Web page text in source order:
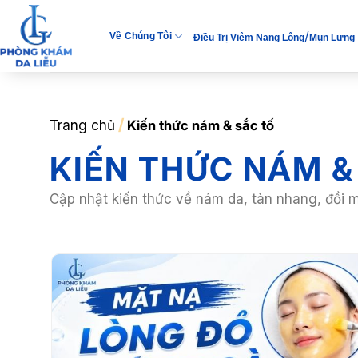
qua
nội
dung
Về Chúng Tôi Điều Trị Viêm Nang Lông/Mụn Lưng
Trang chủ / Kiến thức nám & sắc tố
KIẾN THỨC NÁM
Cập nhật kiến thức về nám da, tàn nhang, đồi